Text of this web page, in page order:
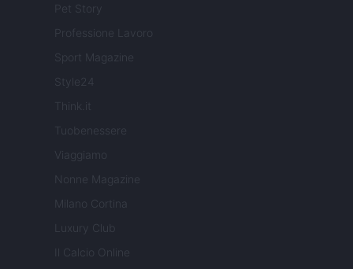
Pet Story
Professione Lavoro
Sport Magazine
Style24
Think.it
Tuobenessere
Viaggiamo
Nonne Magazine
Milano Cortina
Luxury Club
Il Calcio Online